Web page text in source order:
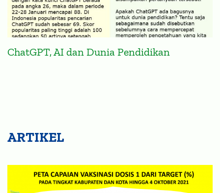
ChatGPT, AI dan Dunia Pendidikan
ARTIKEL